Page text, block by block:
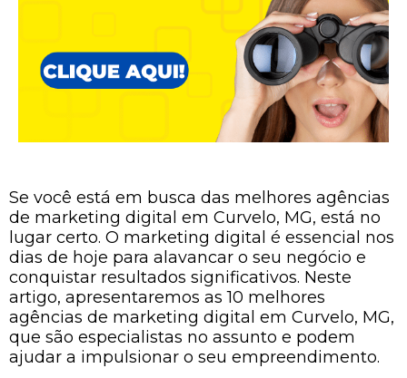
Se você está em busca das melhores agências
de marketing digital em Curvelo, MG, está no
lugar certo. O marketing digital é essencial nos
dias de hoje para alavancar o seu negócio e
conquistar resultados significativos. Neste
artigo, apresentaremos as 10 melhores
agências de marketing digital em Curvelo, MG,
que são especialistas no assunto e podem
ajudar a impulsionar o seu empreendimento.